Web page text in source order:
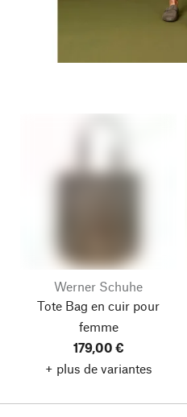
Werner Schuhe
Tote Bag en cuir pour
femme
179,00 €
+ plus de variantes